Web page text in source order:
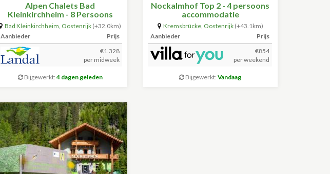
Alpen Chalets Bad
Kleinkirchheim - 8 Persoons
Appartement
Bad Kleinkirchheim, Oostenrijk (+32.0km)
Aanbieder
Prijs
€1.328
per midweek
Bijgewerkt: 4 dagen geleden
Nockalmhof Top 2 - 4 persoons
accommodatie
Kremsbrücke, Oostenrijk (+43.1km)
Aanbieder
Prijs
€854
per weekend
Bijgewerkt:Vandaag